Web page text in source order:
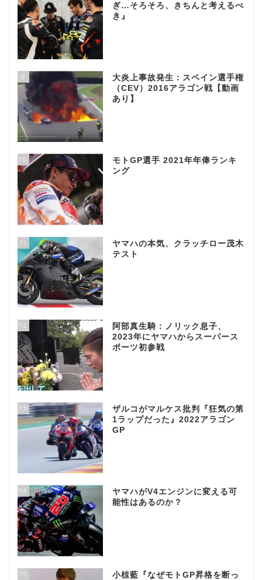
ぎ…そろそろ、きちんと考えるべ
き』
9
大炎上事故発生：スペイン選手権
（CEV）2016アラゴン戦【動画
あり】
10
モトGP選手 2021年年俸ランキ
ング
11
ヤマハの本気、クラッチロー茂木
テスト
12
阿部真生騎：ノリック息子、
2023年にヤマハからスーパース
ポーツ初参戦
13
ザルコがマルケス批判『狂気の第
1ラップだった』2022アラゴン
GP
14
ヤマハがV4エンジンに変える可
能性はあるのか？
15
小椋藍『なぜモトGP昇格を断っ